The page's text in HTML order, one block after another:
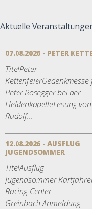
Aktuelle
07.08.2026 - PETER
TitelPeter
KettenfeierGedenkmesse
Peter Rosegger bei der
HeldenkapelleLesung
Rudolf...
12.08.2026 - AUSFLUG
JUGENDSOMMER
TitelAusflug
Jugendsommer
Racing Center
Greinbach Anmeldung